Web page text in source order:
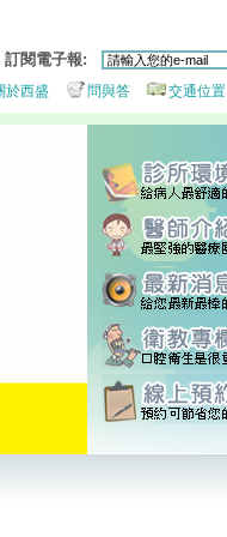
訂閱電子報:
於西盛 問與答 交通位置